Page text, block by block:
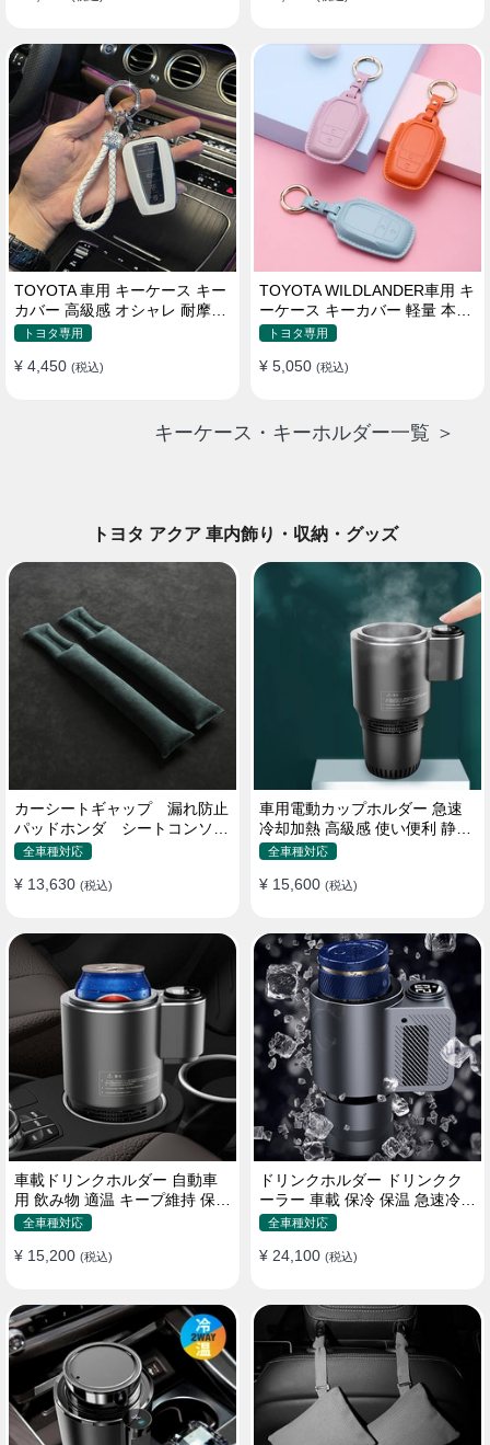
TOYOTA 車用 キーケース キー
カバー 高級感 オシャレ 耐摩耗
耐久性 高品質レザー 傷 汚れ防
トヨタ専用
¥ 4,450 (税込)
TOYOTA WILDLANDER車用 キ
ーケース キーカバー 軽量 本革
かわいい 耐摩耗 耐久性
トヨタ専用
¥ 5,050 (税込)
キーケース・キーホルダー一覧 ＞
トヨタ アクア 車内飾り・収納・グッズ
カーシートギャップ 漏れ防止
パッドホンダ シートコンソー
ル 隙間 クッション
全車種対応
¥ 13,630 (税込)
車用電動カップホルダー 急速
冷却加熱 高級感 使い便利 静音
収納 飲み物
全車種対応
¥ 15,600 (税込)
車載ドリンクホルダー 自動車
用 飲み物 適温 キープ維持 保温
冷機能付き
全車種対応
¥ 15,200 (税込)
ドリンクホルダー ドリンクク
ーラー 車載 保冷 保温 急速冷却
缶対応
全車種対応
¥ 24,100 (税込)